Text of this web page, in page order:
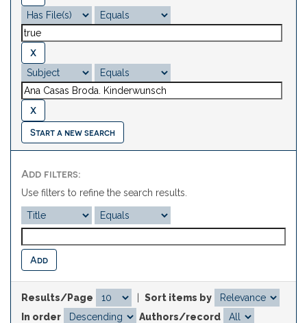
Start a new search
Add filters:
Use filters to refine the search results.
Results/Page
Sort items by
In order
Authors/record